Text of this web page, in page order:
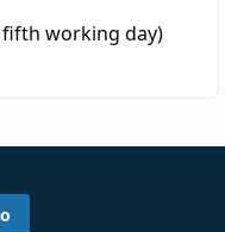
working day)